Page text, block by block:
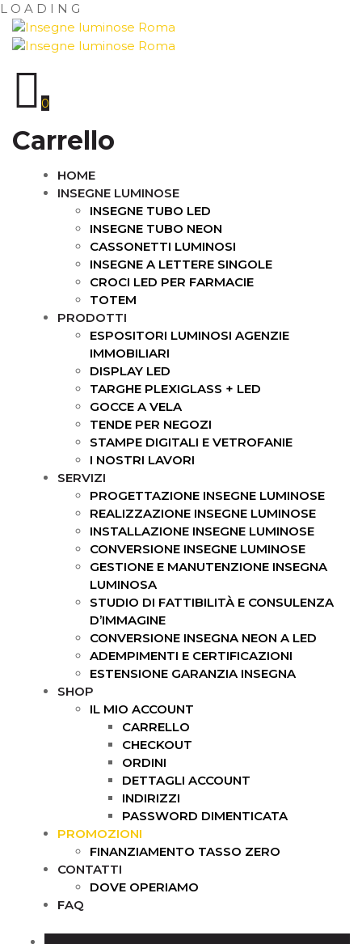
L O A D I N G
0
Carrello
HOME
INSEGNE LUMINOSE
INSEGNE TUBO LED
INSEGNE TUBO NEON
CASSONETTI LUMINOSI
INSEGNE A LETTERE SINGOLE
CROCI LED PER FARMACIE
TOTEM
PRODOTTI
ESPOSITORI LUMINOSI AGENZIE
IMMOBILIARI
DISPLAY LED
TARGHE PLEXIGLASS + LED
GOCCE A VELA
TENDE PER NEGOZI
STAMPE DIGITALI E VETROFANIE
I NOSTRI LAVORI
SERVIZI
PROGETTAZIONE INSEGNE LUMINOSE
REALIZZAZIONE INSEGNE LUMINOSE
INSTALLAZIONE INSEGNE LUMINOSE
CONVERSIONE INSEGNE LUMINOSE
GESTIONE E MANUTENZIONE INSEGNA
LUMINOSA
STUDIO DI FATTIBILITÀ E CONSULENZA
D’IMMAGINE
CONVERSIONE INSEGNA NEON A LED
ADEMPIMENTI E CERTIFICAZIONI
ESTENSIONE GARANZIA INSEGNA
SHOP
IL MIO ACCOUNT
CARRELLO
CHECKOUT
ORDINI
DETTAGLI ACCOUNT
INDIRIZZI
PASSWORD DIMENTICATA
PROMOZIONI
FINANZIAMENTO TASSO ZERO
CONTATTI
DOVE OPERIAMO
FAQ